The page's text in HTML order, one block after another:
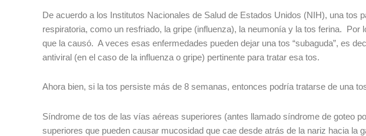
De acuerdo a los Institutos Nacionales de Salud de Estados Unidos (NIH), una
respiratoria, como un resfriado, la gripe (influenza), la neumonía y la tos ferina.
que la causó. A veces esas enfermedades pueden dejar una tos “subaguda”, es
antiviral (en el caso de la influenza o gripe) pertinente para tratar esa tos.
Ahora bien, si la tos persiste más de 8 semanas, entonces podría tratarse de una
Síndrome de tos de las vías aéreas superiores (antes llamado síndrome de goteo
superiores que pueden causar mucosidad que cae desde atrás de la nariz hacia